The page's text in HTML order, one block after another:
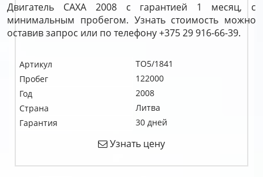
Двигатель CAXA 2008 с гарантией 1 месяц, с
минимальным пробегом. Узнать стоимость можно
оставив запрос или по телефону +375 29 916-66-39.
Артикул
TO5/1841
Пробег
122000
Год
2008
Страна
Литва
Гарантия
30 дней
Узнать цену